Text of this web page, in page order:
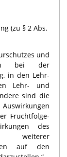
(zu § 2 Abs.
und
bei der
in den Lehr-
Lehr- und
sind die
Fruchtfolge-
des
weiterer
auf den